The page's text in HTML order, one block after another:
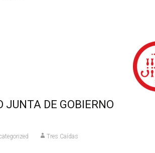
JUNTA DE GOBIERNO
Tres Caídas